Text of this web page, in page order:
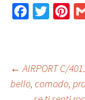
Fa
o
o
k
T
er
Pi
es
t
← AIRPORT C/
bello, comodo,